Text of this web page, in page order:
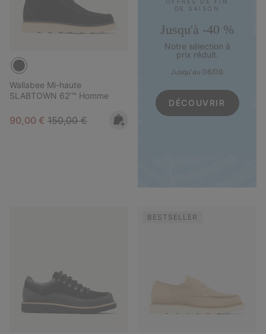
Wallabee Mi-haute
SLABTOWN 62’™ Homme
Sale price:
90,00 € Regular price:
150,00 €
DE SAISON
Jusqu'à -40 %
Notre sélection à
prix réduit.
Jusqu'au 06/09.
DÉCOUVRIR
BESTSELLER